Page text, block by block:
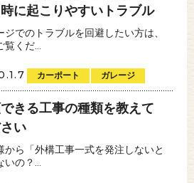
に起こりやすいトラブル
ジでのトラブルを回避したい方は、
くだ...
カーポート ガレージ
きる工事の種類を教えて
い
から「外構工事一式を発注しないと
の？...